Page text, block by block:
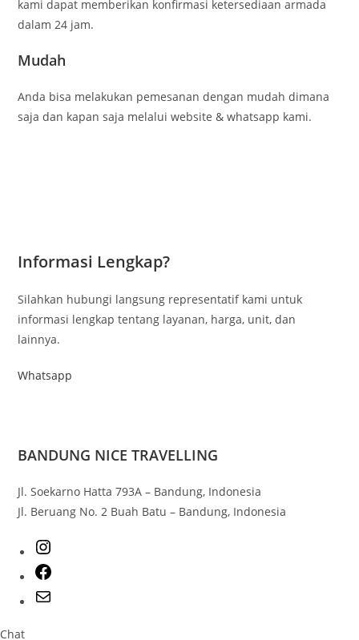
kami dapat memberikan konfirmasi ketersediaan armada
dalam 24 jam.
Mudah
Anda bisa melakukan pemesanan dengan mudah dimana
saja dan kapan saja melalui website & whatsapp kami.
Informasi Lengkap?
Silahkan hubungi langsung representatif kami untuk
informasi lengkap tentang layanan, harga, unit, dan
lainnya.
Whatsapp
BANDUNG NICE TRAVELLING
Jl. Soekarno Hatta 793A – Bandung, Indonesia
Jl. Beruang No. 2 Buah Batu – Bandung, Indonesia
Chat